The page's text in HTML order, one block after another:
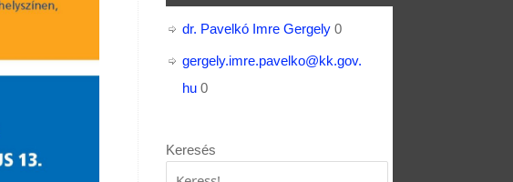
dr. Pavelkó Imre Gergely 0
gergely.imre.pavelko@kk.gov.
hu 0
Keresés